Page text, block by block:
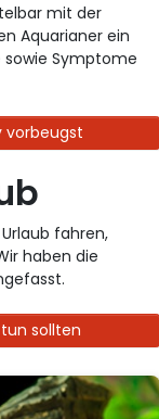
mit der
Aquarianer ein
sowie Symptome
vorbeugst
fahren,
haben die
sollten